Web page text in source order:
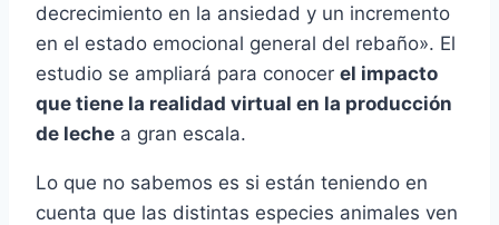
decrecimiento en la ansiedad y un incremento
en el estado emocional general del rebaño». El
estudio se ampliará para conocer el impacto
que tiene la realidad virtual en la producción
de leche a gran escala.
Lo que no sabemos es si están teniendo en
cuenta que las distintas especies animales ven